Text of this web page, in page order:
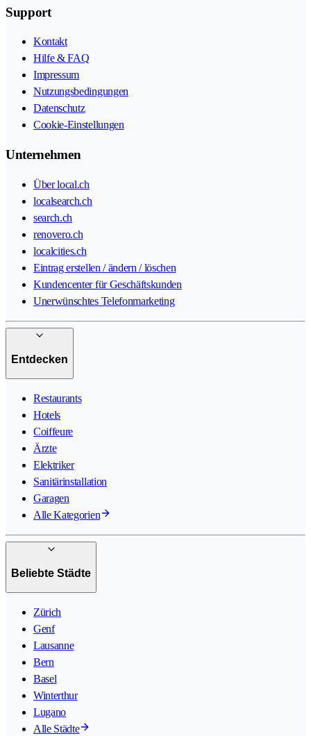
Support
Kontakt
Hilfe & FAQ
Impressum
Nutzungsbedingungen
Datenschutz
Cookie-Einstellungen
Unternehmen
Über local.ch
localsearch.ch
search.ch
renovero.ch
localcities.ch
Eintrag erstellen / ändern / löschen
Kundencenter für Geschäftskunden
Unerwünschtes Telefonmarketing
Entdecken
Restaurants
Hotels
Coiffeure
Ärzte
Elektriker
Sanitärinstallation
Garagen
Alle Kategorien
Beliebte Städte
Zürich
Genf
Lausanne
Bern
Basel
Winterthur
Lugano
Alle Städte